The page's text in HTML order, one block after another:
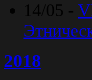
14/05 -
2018